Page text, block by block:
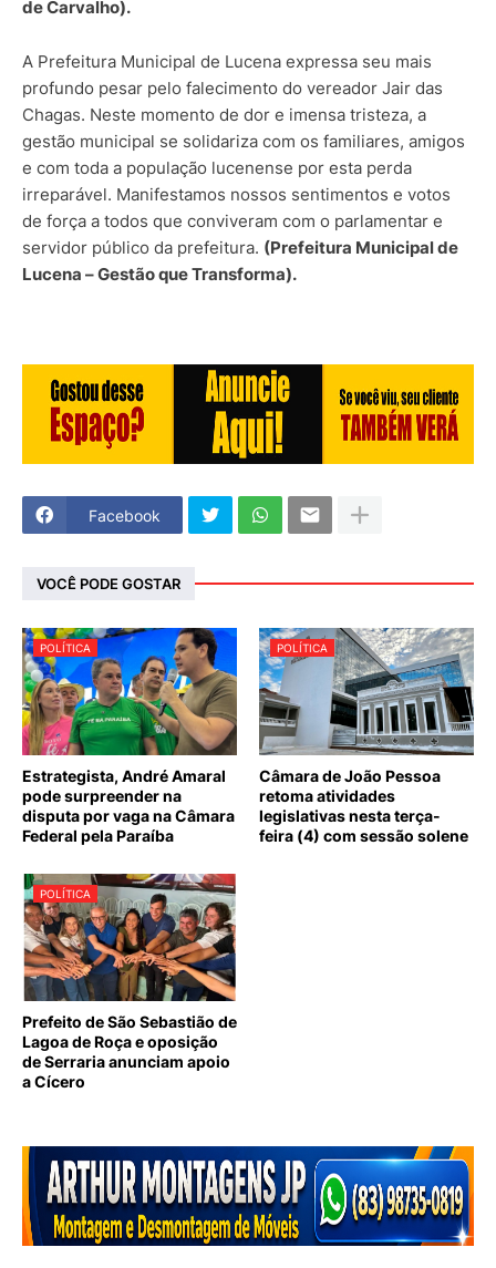
de Carvalho).
A Prefeitura Municipal de Lucena expressa seu mais
profundo pesar pelo falecimento do vereador Jair das
Chagas. Neste momento de dor e imensa tristeza, a
gestão municipal se solidariza com os familiares, amigos
e com toda a população lucenense por esta perda
irreparável. Manifestamos nossos sentimentos e votos
de força a todos que conviveram com o parlamentar e
servidor público da prefeitura. (Prefeitura Municipal de
Lucena – Gestão que Transforma).
Facebook
VOCÊ PODE GOSTAR
POLÍTICA
Estrategista, André Amaral
pode surpreender na
disputa por vaga na Câmara
Federal pela Paraíba
POLÍTICA
Câmara de João Pessoa
retoma atividades
legislativas nesta terça-
feira (4) com sessão solene
POLÍTICA
Prefeito de São Sebastião de
Lagoa de Roça e oposição
de Serraria anunciam apoio
a Cícero